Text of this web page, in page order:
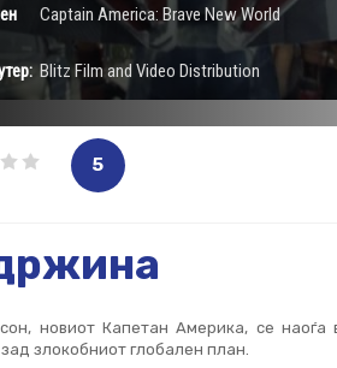
Captain America: Brave New World
Blitz Film and Video Distribution
5
новиот Капетан Америка, се
злокобниот глобален план.